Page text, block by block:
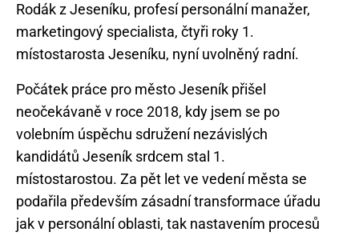
Rodák z Jeseníku, profesí personální manažer,
marketingový specialista, čtyři roky 1.
Počátek práce pro město Jeseník přišel
neočekávaně v roce 2018, kdy jsem se po
volebním úspěchu sdružení nezávislých
kandidátů Jeseník srdcem stal 1.
místostarostou. Za pět let ve vedení města se
podařila především zásadní transformace úřadu
jak v personální oblasti, tak nastavením procesů